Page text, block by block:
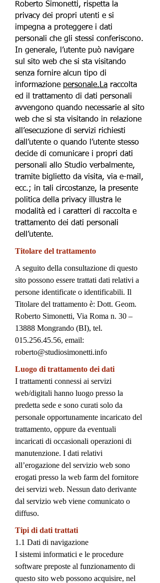
Roberto Simonetti, rispetta la
privacy dei propri utenti e si
impegna a proteggere i dati
personali che gli stessi conferiscono.
In generale, l’utente può navigare
sul sito web che si sta visitando
senza fornire alcun tipo di
informazione personale.La raccolta
ed il trattamento di dati personali
avvengono quando necessarie al sito
web che si sta visitando in relazione
all’esecuzione di servizi richiesti
dall’utente o quando l’utente stesso
decide di comunicare i propri dati
personali allo Studio verbalmente,
tramite biglietto da visita, via e-mail,
ecc.; in tali circostanze, la presente
politica della privacy illustra le
modalità ed i caratteri di raccolta e
trattamento dei dati personali
dell’utente.
Titolare del trattamento
A seguito della consultazione di questo
sito possono essere trattati dati relativi a
persone identificate o identificabili. Il
Titolare del trattamento è: Dott. Geom.
Roberto Simonetti, Via Roma n. 30 –
13888 Mongrando (BI), tel.
015.256.45.56, email:
roberto@studiosimonetti.info
Luogo di trattamento dei dati
I trattamenti connessi ai servizi
web/digitali hanno luogo presso la
predetta sede e sono curati solo da
personale opportunamente incaricato del
trattamento, oppure da eventuali
incaricati di occasionali operazioni di
manutenzione. I dati relativi
all’erogazione del servizio web sono
erogati presso la web farm del fornitore
dei servizi web. Nessun dato derivante
dal servizio web viene comunicato o
diffuso.
Tipi di dati trattati
1.1 Dati di navigazione
I sistemi informatici e le procedure
software preposte al funzionamento di
questo sito web possono acquisire, nel